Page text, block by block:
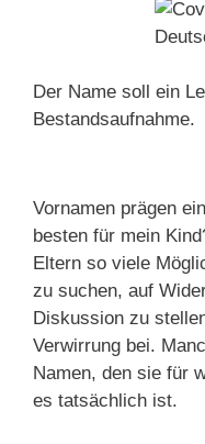
Der Name soll ein
Bestandsaufnahme.
Vornamen prägen
besten für mein
Eltern so viele
zu suchen, auf
Diskussion zu
Verwirrung bei.
Namen, den sie für
es tatsächlich ist.